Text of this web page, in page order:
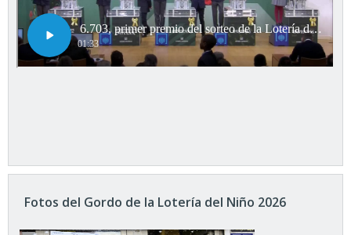
Fotos del Gordo de la Lotería del Niño 2026